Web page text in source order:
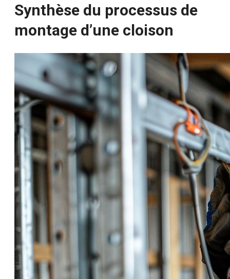
Synthèse du processus de
montage d’une cloison